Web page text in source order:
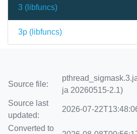
3 ( libfuncs)
3p ( libfuncs)
Source file:
ja 20260515-2.1)
Source last
updated:
2026-07-
Converted to